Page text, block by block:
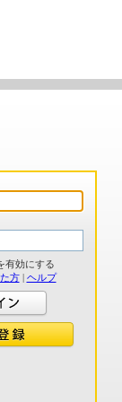
有効にする
方| ヘルプ